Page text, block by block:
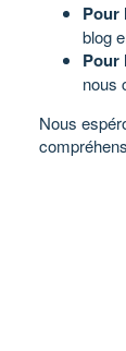
Pour
blog
Pour
nous
Nous